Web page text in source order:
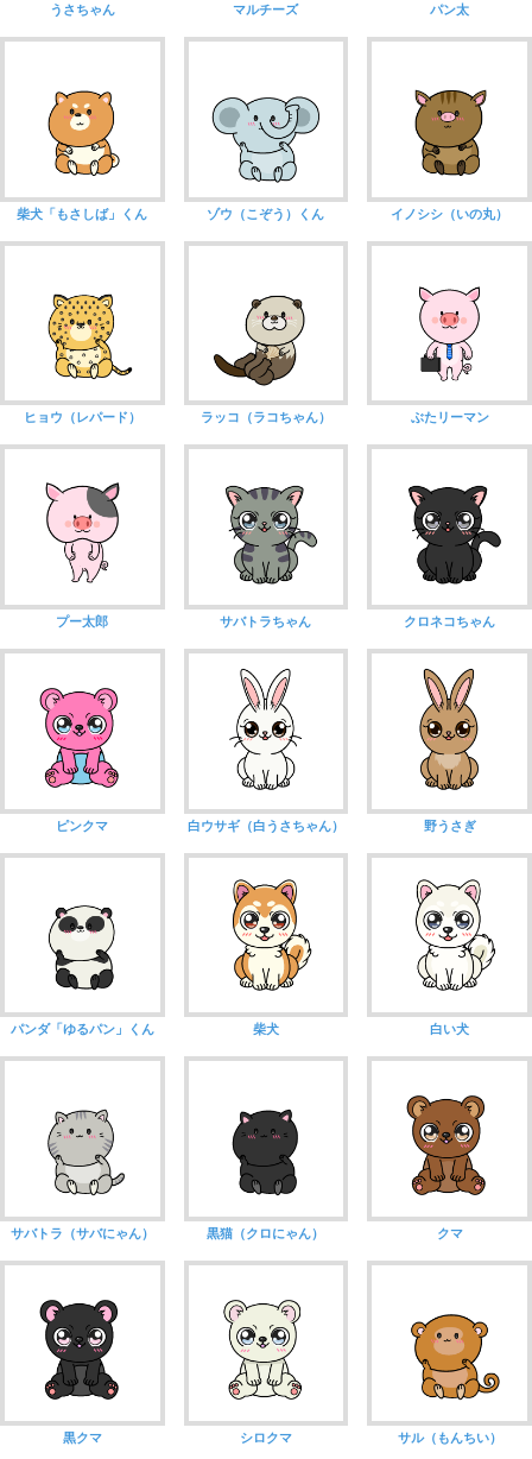
うさちゃん マルチーズ パン太
柴犬「もさしば」くん ゾウ（こぞう）くん イノシシ（いの丸）
ヒョウ（レパード） ラッコ（ラコちゃん） ぶたリーマン
プー太郎 サバトラちゃん クロネコちゃん
ピンクマ 白ウサギ（白うさちゃん） 野うさぎ
パンダ「ゆるパン」くん 柴犬 白い犬
サバトラ（サバにゃん） 黒猫（クロにゃん） クマ
黒クマ シロクマ サル（もんちい）